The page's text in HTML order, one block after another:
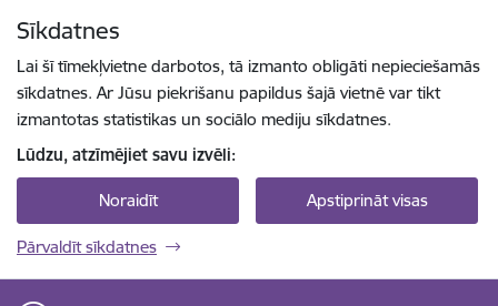
Sīkdatnes
Lai šī tīmekļvietne darbotos, tā izmanto obligāti nepieciešamās
sīkdatnes. Ar Jūsu piekrišanu papildus šajā vietnē var tikt
izmantotas statistikas un sociālo mediju sīkdatnes.
Lūdzu, atzīmējiet savu izvēli:
Noraidīt Apstiprināt visas
Pārvaldīt sīkdatnes